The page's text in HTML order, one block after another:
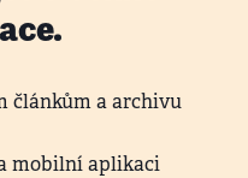
článkům a archivu
mobilní aplikaci